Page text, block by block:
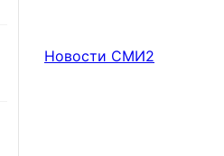
Новости СМИ2